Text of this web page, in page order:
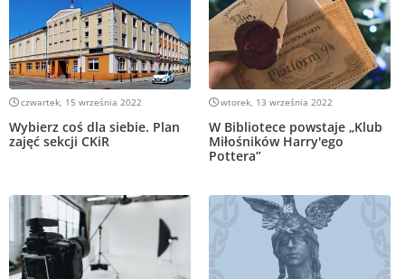
czwartek, 15 września 2022
Wybierz coś dla siebie. Plan
zajęć sekcji CKiR
wtorek, 13 września 2022
W Bibliotece powstaje „Klub
Miłośników Harry'ego
Pottera”